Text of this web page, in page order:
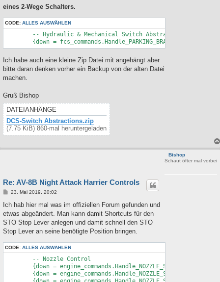
eines 2-Wege Schalters.
CODE: ALLES AUSWÄHLEN
Ich habe auch eine kleine Zip Datei mit angehängt aber
bitte daran denken vorher ein Backup von der alten Datei
machen.
Gruß Bishop
DATEIANHÄNGE
DCS-Switch Abstractions.zip
(7.75 KiB) 860-mal heruntergeladen
Bishop
Schaut öfter mal vorbei
Re: AV-8B Night Attack Harrier Controls
B
i
r
a
23. Mai 2019, 20:02
Ich hab hier mal was im offiziellen Forum gefunden und
etwas abgeändert. Man kann damit Shortcuts für den
STO Stop Lever anlegen und damit schnell den STO
Stop Lever an seine benötigte Position bringen.
CODE: ALLES AUSWÄHLEN